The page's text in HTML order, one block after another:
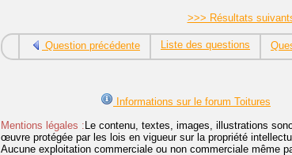
>>> Résultats
Question précédente Liste des questions
Informations sur le forum Toitures
Mentions légales : Le contenu, textes, images, illustrations
œuvre protégée par les lois en vigueur sur la propriété
Aucune exploitation commerciale ou non commerciale même